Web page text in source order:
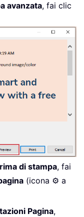
avanzata, fai clic
di stampa, fai
(icona ⚙️ a
Pagina,